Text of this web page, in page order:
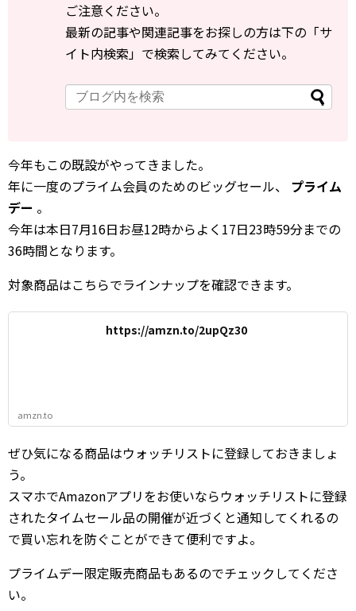
ご注意ください。
最新の記事や関連記事をお探しの方は下の「サ
イト内検索」で検索してみてください。
今年もこの既設がやってきました。
年に一度のプライム会員のためのビッグセール、 プライム
デー 。
今年は本日7月16日お昼12時からよく17日23時59分までの
36時間となります。
対象商品はこちらでラインナップを確認できます。
https://amzn.to/2upQz30
amzn.to
ぜひ気になる商品はウォッチリストに登録しておきましょ
う。
スマホでAmazonアプリをお使いならウォッチリストに登録
されたタイムセール品の開催が近づくと通知してくれるの
で買い忘れを防ぐことができて便利ですよ。
プライムデー限定販売商品もあるのでチェックしてくださ
い。